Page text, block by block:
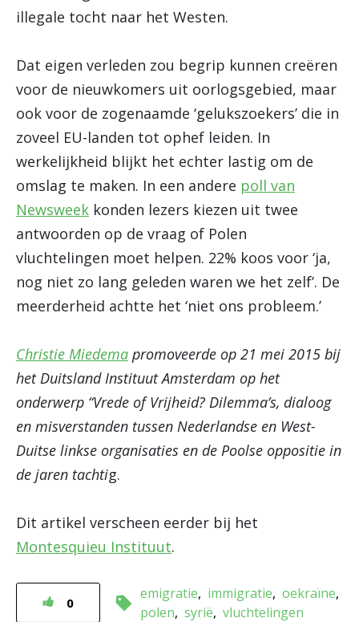
illegale tocht naar het Westen.
Dat eigen verleden zou begrip kunnen creëren
voor de nieuwkomers uit oorlogsgebied, maar
ook voor de zogenaamde ‘gelukszoekers’ die in
zoveel EU-landen tot ophef leiden. In
werkelijkheid blijkt het echter lastig om de
omslag te maken. In een andere poll van
Newsweek konden lezers kiezen uit twee
antwoorden op de vraag of Polen
vluchtelingen moet helpen. 22% koos voor ‘ja,
nog niet zo lang geleden waren we het zelf’. De
meerderheid achtte het ‘niet ons probleem.’
Christie Miedema promoveerde op 21 mei 2015 bij
het Duitsland Instituut Amsterdam op het
onderwerp “Vrede of Vrijheid? Dilemma’s, dialoog
en misverstanden tussen Nederlandse en West-
Duitse linkse organisaties en de Poolse oppositie in
de jaren tachtig.
Dit artikel verscheen eerder bij het
Montesquieu Instituut.
0
emigratie immigratie oekraïne
polen syrië vluchtelingen